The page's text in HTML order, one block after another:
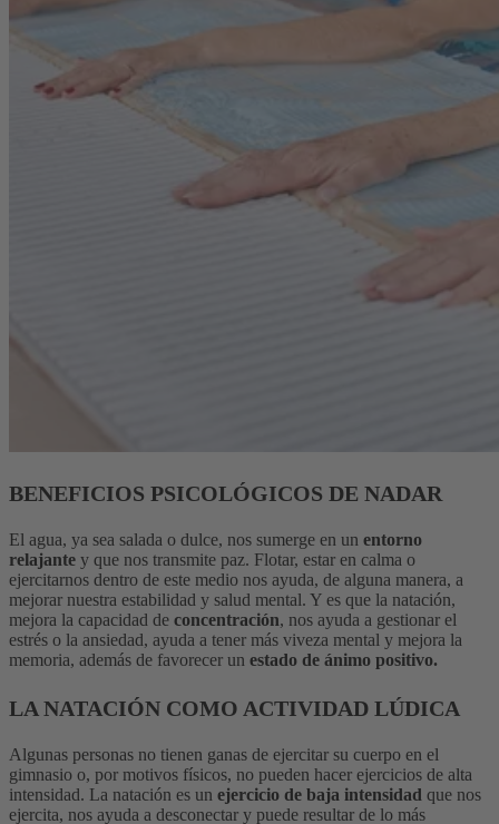
BENEFICIOS PSICOLÓGICOS DE NADAR
El agua, ya sea salada o dulce, nos sumerge en un entorno
relajante y que nos transmite paz. Flotar, estar en calma o
ejercitarnos dentro de este medio nos ayuda, de alguna manera, a
mejorar nuestra estabilidad y salud mental. Y es que la natación,
mejora la capacidad de concentración, nos ayuda a gestionar el
estrés o la ansiedad, ayuda a tener más viveza mental y mejora la
memoria, además de favorecer un estado de ánimo positivo.
LA NATACIÓN COMO ACTIVIDAD LÚDICA
Algunas personas no tienen ganas de ejercitar su cuerpo en el
gimnasio o, por motivos físicos, no pueden hacer ejercicios de alta
intensidad. La natación es un ejercicio de baja intensidad que nos
ejercita, nos ayuda a desconectar y puede resultar de lo más